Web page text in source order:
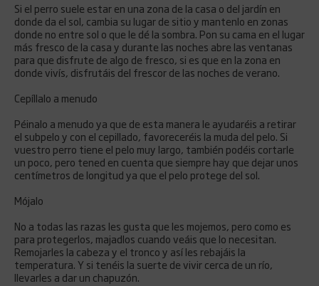
Si el perro suele estar en una zona de la casa o del jardín en
donde da el sol, cambia su lugar de sitio y mantenlo en zonas
donde no entre sol o que le dé la sombra. Pon su cama en el lugar
más fresco de la casa y durante las noches abre las ventanas
para que disfrute de algo de fresco, si es que en la zona en
donde vivís, disfrutáis del frescor de las noches de verano.
Cepíllalo a menudo
Péinalo a menudo ya que de esta manera le ayudaréis a retirar
el subpelo y con el cepillado, favoreceréis la muda del pelo. Si
vuestro perro tiene el pelo muy largo, también podéis cortarle
un poco, pero tened en cuenta que siempre hay que dejar unos
centímetros de longitud ya que el pelo protege del sol.
Mójalo
No a todas las razas les gusta que les mojemos, pero como es
para protegerlos, majadlos cuando veáis que lo necesitan.
Remojarles la cabeza y el tronco y así les rebajáis la
temperatura. Y si tenéis la suerte de vivir cerca de un río,
llevarles a dar un chapuzón.